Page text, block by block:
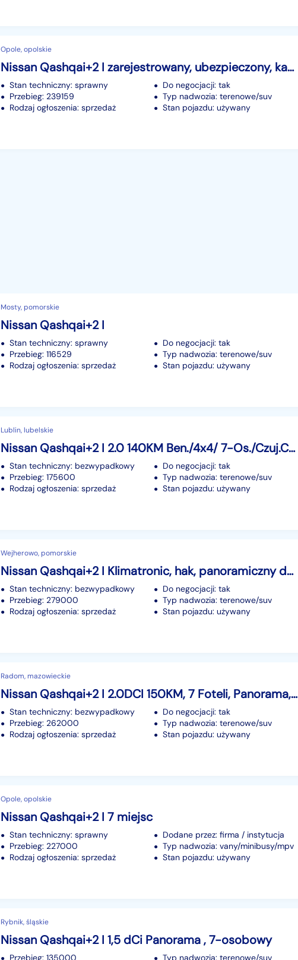
Opole, opolskie
Nissan Qashqai+2 I zarejestrowany, ubezpieczony, kamery, bose
Stan techniczny: sprawny
Przebieg: 239159
Rodzaj ogłoszenia: sprzedaż
Do negocjacji: tak
Typ nadwozia: terenowe/suv
Stan pojazdu: używany
Mosty, pomorskie
Nissan Qashqai+2 I
Stan techniczny: sprawny
Przebieg: 116529
Rodzaj ogłoszenia: sprzedaż
Do negocjacji: tak
Typ nadwozia: terenowe/suv
Stan pojazdu: używany
Lublin, lubelskie
Nissan Qashqai+2 I 2.0 140KM Ben./4x4/ 7-Os./Czuj.Cofania/Pełny serwis
Stan techniczny: bezwypadkowy
Przebieg: 175600
Rodzaj ogłoszenia: sprzedaż
Do negocjacji: tak
Typ nadwozia: terenowe/suv
Stan pojazdu: używany
Wejherowo, pomorskie
Nissan Qashqai+2 I Klimatronic, hak, panoramiczny dach, isofix, podg. fotele, 7 miejsc
Stan techniczny: bezwypadkowy
Przebieg: 279000
Rodzaj ogłoszenia: sprzedaż
Do negocjacji: tak
Typ nadwozia: terenowe/suv
Stan pojazdu: używany
Radom, mazowieckie
Nissan Qashqai+2 I 2.0DCI 150KM, 7 Foteli, Panorama, Stan BDB, Bez Wkładu Finansowego
Stan techniczny: bezwypadkowy
Przebieg: 262000
Rodzaj ogłoszenia: sprzedaż
Do negocjacji: tak
Typ nadwozia: terenowe/suv
Stan pojazdu: używany
Opole, opolskie
Nissan Qashqai+2 I 7 miejsc
Stan techniczny: sprawny
Przebieg: 227000
Rodzaj ogłoszenia: sprzedaż
Dodane przez: firma / instytucja
Typ nadwozia: vany/minibusy/mpv
Stan pojazdu: używany
Rybnik, śląskie
Nissan Qashqai+2 I 1,5 dCi Panorama , 7-osobowy
Przebieg: 135000 Typ nadwozia: terenowe/suv